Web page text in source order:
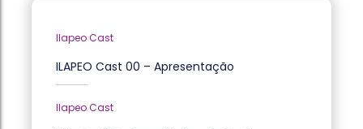
Ilapeo Cast
ILAPEO Cast 00 – Apresentação
Ilapeo Cast